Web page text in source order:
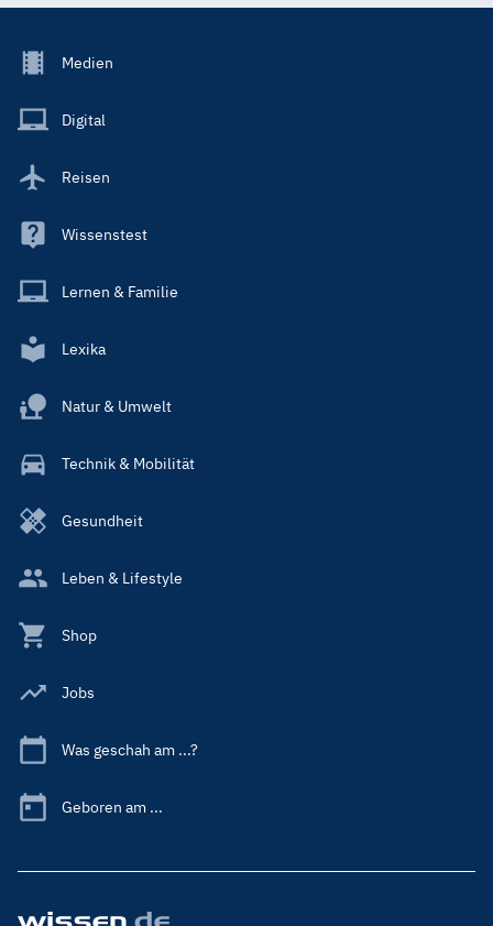
Footer
Main
Medien
Digital
Reisen
Wissenstest
Lernen & Familie
Lexika
Natur & Umwelt
Technik & Mobilität
Gesundheit
Leben & Lifestyle
Shop
Jobs
Was geschah am ...?
Geboren am ...